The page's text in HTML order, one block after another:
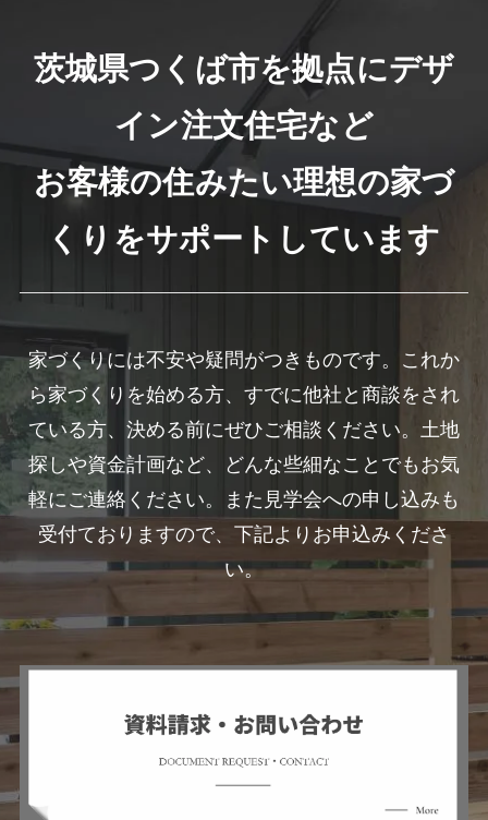
茨城県つくば市を拠点にデザ
イン注文住宅など
お客様の住みたい理想の家づ
くりをサポートしています
家づくりには不安や疑問がつきものです。これか
ら家づくりを始める方、すでに他社と商談をされ
ている方、決める前にぜひご相談ください。土地
探しや資金計画など、どんな些細なことでもお気
軽にご連絡ください。また見学会への申し込みも
受付ておりますので、下記よりお申込みくださ
い。